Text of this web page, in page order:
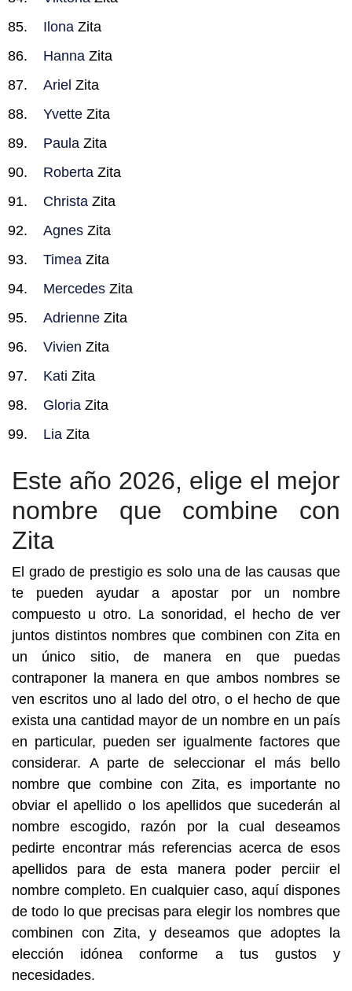
Ilona Zita
Hanna Zita
Ariel Zita
Yvette Zita
Paula Zita
Roberta Zita
Christa Zita
Agnes Zita
Timea Zita
Mercedes Zita
Adrienne Zita
Vivien Zita
Kati Zita
Gloria Zita
Lia Zita
Este año 2026, elige el mejor
nombre que combine con
Zita
El grado de prestigio es solo una de las causas que
te pueden ayudar a apostar por un nombre
compuesto u otro. La sonoridad, el hecho de ver
juntos distintos nombres que combinen con Zita en
un único sitio, de manera en que puedas
contraponer la manera en que ambos nombres se
ven escritos uno al lado del otro, o el hecho de que
exista una cantidad mayor de un nombre en un país
en particular, pueden ser igualmente factores que
considerar. A parte de seleccionar el más bello
nombre que combine con Zita, es importante no
obviar el apellido o los apellidos que sucederán al
nombre escogido, razón por la cual deseamos
pedirte encontrar más referencias acerca de esos
apellidos para de esta manera poder perciir el
nombre completo. En cualquier caso, aquí dispones
de todo lo que precisas para elegir los nombres que
combinen con Zita, y deseamos que adoptes la
elección idónea conforme a tus gustos y
necesidades.